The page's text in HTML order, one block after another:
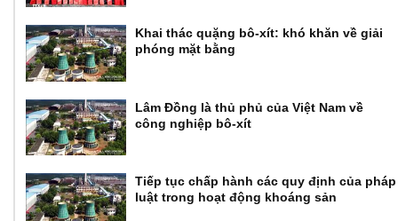
Khai thác quặng bô-xít: khó khăn về giải
phóng mặt bằng
Lâm Đồng là thủ phủ của Việt Nam về
công nghiệp bô-xít
Tiếp tục chấp hành các quy định của pháp
luật trong hoạt động khoáng sản